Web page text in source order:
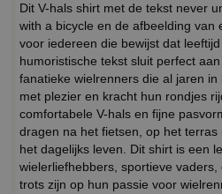
Dit V-hals shirt met de tekst never
with a bicycle en de afbeelding van
voor iedereen die bewijst dat
humoristische tekst sluit perfect
fanatieke wielrenners die al jaren
met plezier en kracht hun rondjes
comfortabele V-hals en fijne
dragen na het fietsen, op het
het dagelijks leven. Dit shirt is een
wielerliefhebbers, sportieve vaders,
trots zijn op hun passie voor